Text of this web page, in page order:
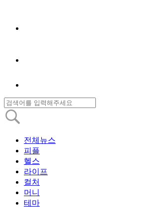
전체뉴스
피플
헬스
라이프
컬처
머니
테마